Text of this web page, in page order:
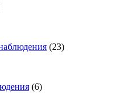
(23)
(6)